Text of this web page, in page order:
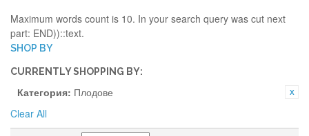
Maximum words count is 10. In your search query was cut next
part: END))::text.
SHOP BY
CURRENTLY SHOPPING BY:
Категория: Плодове
Clear All